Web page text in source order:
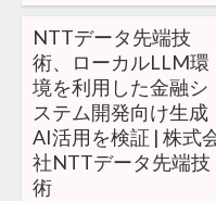
NTTデータ先端技
術、ローカルLLM環
境を利用した金融シ
ステム開発向け生成
AI活用を検証 | 株式
社NTTデータ先端技
術